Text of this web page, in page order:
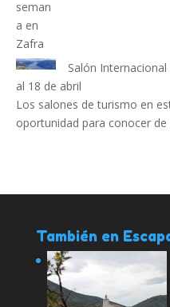
Salón
al 18 de abril
Los salones de turismo en
oportunidad para conocer
También en